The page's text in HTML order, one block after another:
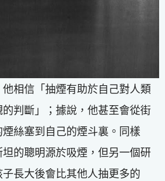
相信「抽煙有助於自己對人類
判斷」；據說，他甚至會從街
煙絲塞到自己的煙斗裏。同樣
的聰明源於吸煙，但另一個研
長大後會比其他人抽更多的